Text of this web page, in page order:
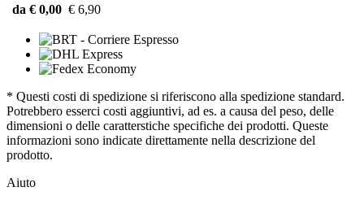
da € 0,00 € 6,90
* Questi costi di spedizione si riferiscono alla spedizione standard.
Potrebbero esserci costi aggiuntivi, ad es. a causa del peso, delle
dimensioni o delle caratterstiche specifiche dei prodotti. Queste
informazioni sono indicate direttamente nella descrizione del
prodotto.
Aiuto